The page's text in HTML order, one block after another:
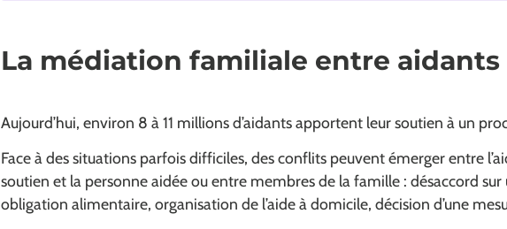
La médiation familiale entre aidants
Aujourd’hui, environ 8 à 11 millions d’aidants apportent leur soutien à un
Face à des situations parfois difficiles, des conflits peuvent émerger entre
soutien et la personne aidée ou entre membres de la famille : désaccord
obligation alimentaire, organisation de l’aide à domicile, décision d’une